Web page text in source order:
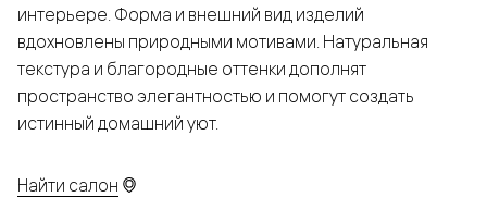
интерьере. Форма и внешний вид изделий
вдохновлены природными мотивами. Натуральная
текстура и благородные оттенки дополнят
пространство элегантностью и помогут создать
истинный домашний уют.
Найти салон